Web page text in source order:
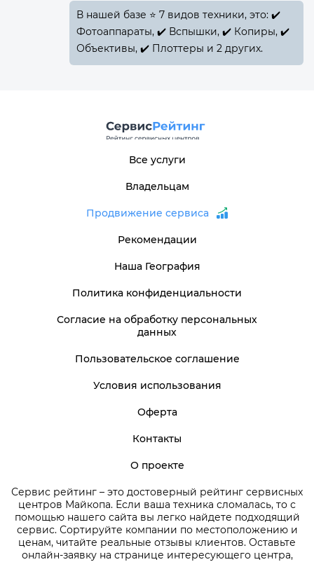
В нашей базе ⭐ 7 видов техники, это: ✔️
Фотоаппараты, ✔️ Вспышки, ✔️ Копиры, ✔️
Объективы, ✔️ Плоттеры и 2 других.
Сервис рейтинг – это достоверный рейтинг сервисных
центров Майкопа. Если ваша техника сломалась, то с
помощью нашего сайта вы легко найдете подходящий
сервис. Сортируйте компании по местоположению и
ценам, читайте реальные отзывы клиентов. Оставьте
онлайн-заявку на странице интересующего центра,
Все услуги
Владельцам
Продвижение сервиса
Рекомендации
Наша География
Политика конфиденциальности
Согласие на обработку персональных
данных
Пользовательское соглашение
Условия использования
Оферта
Контакты
О проекте